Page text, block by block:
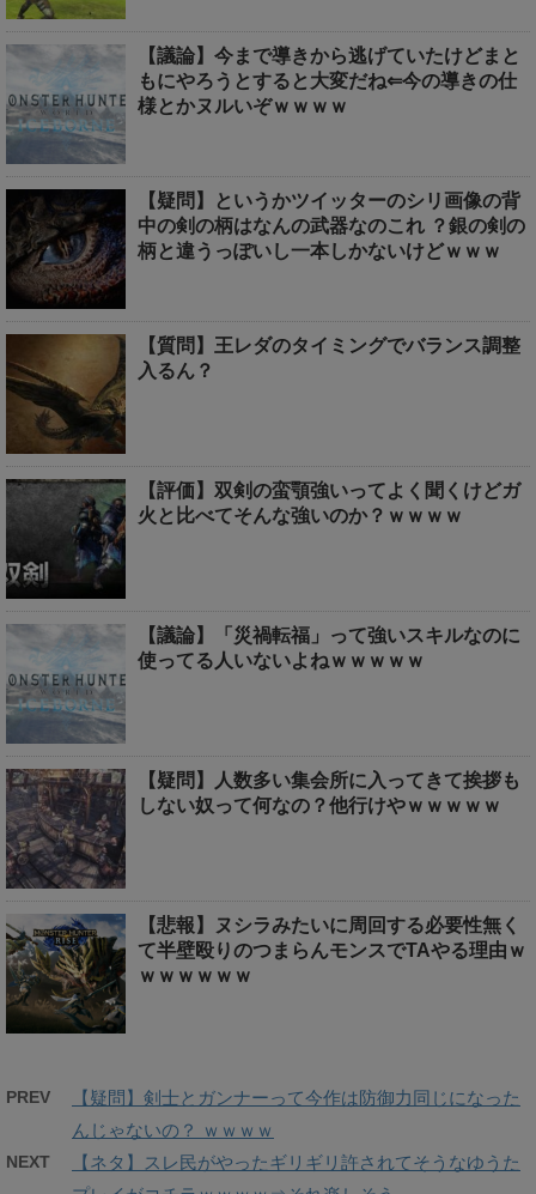
【議論】今まで導きから逃げていたけどまと
もにやろうとすると大変だね⇐今の導きの仕
様とかヌルいぞｗｗｗｗ
【疑問】というかツイッターのシリ画像の背
中の剣の柄はなんの武器なのこれ ？銀の剣の
柄と違うっぽいし一本しかないけどｗｗｗ
【質問】王レダのタイミングでバランス調整
入るん？
【評価】双剣の蛮顎強いってよく聞くけどガ
火と比べてそんな強いのか？ｗｗｗｗ
【議論】「災禍転福」って強いスキルなのに
使ってる人いないよねｗｗｗｗｗ
【疑問】人数多い集会所に入ってきて挨拶も
しない奴って何なの？他行けやｗｗｗｗｗ
【悲報】ヌシラみたいに周回する必要性無く
て半壁殴りのつまらんモンスでTAやる理由ｗ
ｗｗｗｗｗｗ
PREV
【疑問】剣士とガンナーって今作は防御力同じになった
んじゃないの？ ｗｗｗｗ
NEXT
【ネタ】スレ民がやったギリギリ許されてそうなゆうた